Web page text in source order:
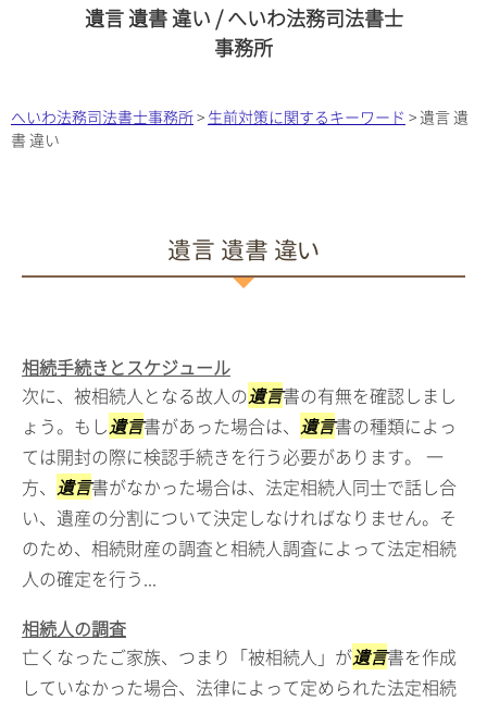
遺言 遺書 違い / へいわ法務司法書士
事務所
へいわ法務司法書士事務所> 生前対策に関するキーワード >遺言 遺
書 違い
遺言 遺書 違い
相続手続きとスケジュール
次に、被相続人となる故人の遺言書の有無を確認しまし
ょう。もし遺言書があった場合は、 遺言書の種類によっ
ては開封の際に検認手続きを行う必要があります。 一
方、 遺言書がなかった場合は、法定相続人同士で話し合
い、遺産の分割について決定しなければなりません。そ
のため、相続財産の調査と相続人調査によって法定相続
人の確定を行う...
相続人の調査
亡くなったご家族、つまり「被相続人」が遺言書を作成
していなかった場合、法律によって定められた法定相続